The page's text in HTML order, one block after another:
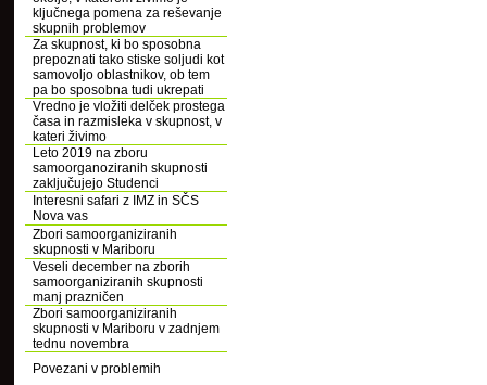
ključnega pomena za reševanje
skupnih problemov
Za skupnost, ki bo sposobna
prepoznati tako stiske soljudi kot
samovoljo oblastnikov, ob tem
pa bo sposobna tudi ukrepati
Vredno je vložiti delček prostega
časa in razmisleka v skupnost, v
kateri živimo
Leto 2019 na zboru
samoorganoziranih skupnosti
zaključujejo Studenci
Interesni safari z IMZ in SČS
Nova vas
Zbori samoorganiziranih
skupnosti v Mariboru
Veseli december na zborih
samoorganiziranih skupnosti
manj prazničen
Zbori samoorganiziranih
skupnosti v Mariboru v zadnjem
tednu novembra
Povezani v problemih